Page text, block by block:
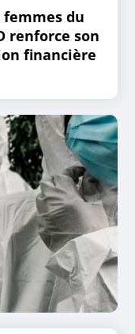
femmes du
renforce son
financière